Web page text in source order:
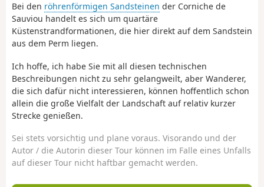
Bei den röhrenförmigen Sandsteinen der Corniche de
Sauviou handelt es sich um quartäre
Küstenstrandformationen, die hier direkt auf dem Sandstein
aus dem Perm liegen.
Ich hoffe, ich habe Sie mit all diesen technischen
Beschreibungen nicht zu sehr gelangweilt, aber Wanderer,
die sich dafür nicht interessieren, können hoffentlich schon
allein die große Vielfalt der Landschaft auf relativ kurzer
Strecke genießen.
Sei stets vorsichtig und plane voraus. Visorando und der
Autor / die Autorin dieser Tour können im Falle eines Unfalls
auf dieser Tour nicht haftbar gemacht werden.